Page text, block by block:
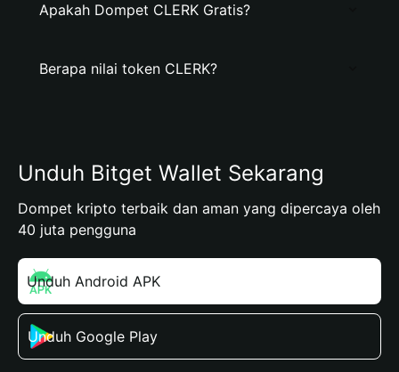
Apakah Dompet CLERK Gratis?
Berapa nilai token CLERK?
Unduh Bitget Wallet Sekarang
Dompet kripto terbaik dan aman yang dipercaya oleh
40 juta pengguna
Unduh Android APK
Unduh Google Play